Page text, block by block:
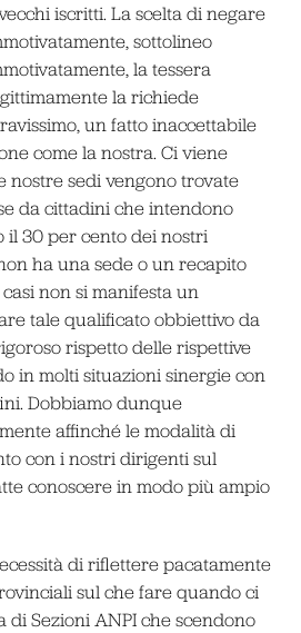
iscritti. La scelta di negare
sottolineo
la tessera
la richiede
un fatto inaccettabile
come la nostra. Ci viene
nostre sedi vengono trovate
da cittadini che intendono
il 30 per cento dei nostri
ha una sede o un recapito
non si manifesta un
tale qualificato obbiettivo da
rispetto delle rispettive
in molti situazioni sinergie con
Dobbiamo dunque
affinché le modalità di
con i nostri dirigenti sul
conoscere in modo più ampio
di riflettere pacatamente
sul che fare quando ci
di Sezioni ANPI che scendono